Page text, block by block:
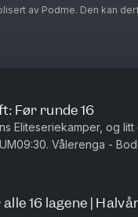
hvor han
Per Ivar
fra alle
av Podme. Den kan
Før runde 16
Eliteseriekamper, og litt
Vålerenga -
Lilles...
16 lagene |